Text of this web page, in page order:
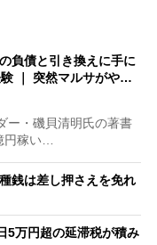
負債と引き換えに手に
｜ 突然マルサがや…
ー・磯貝清明氏の著書
円稼い…
銭は差し押さえを免れ
5万円超の延滞税が積み